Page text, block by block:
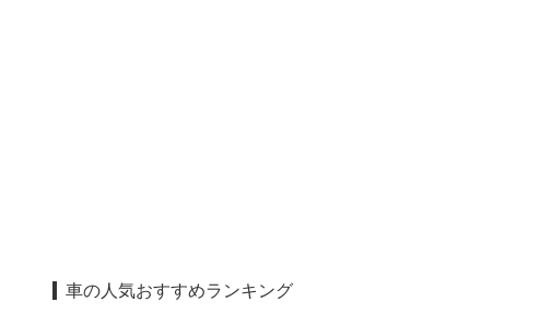
車の人気おすすめランキング